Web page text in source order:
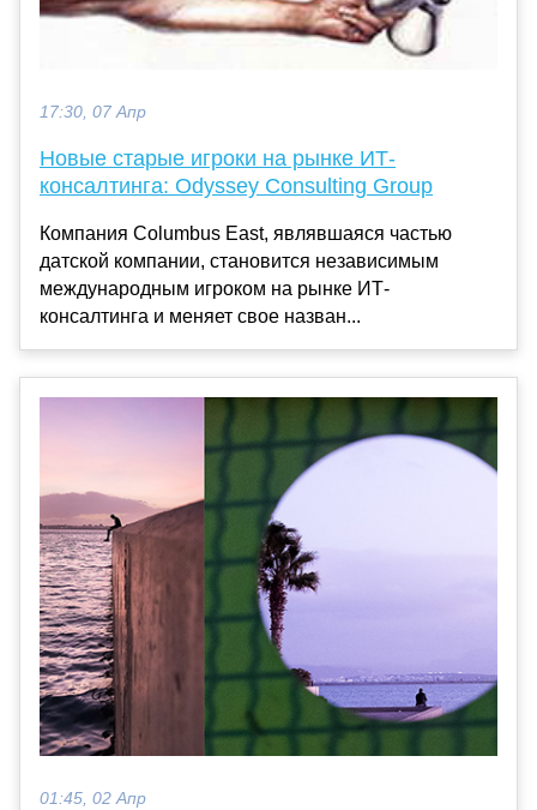
17:30, 07 Апр
Новые старые игроки на рынке ИТ-
консалтинга: Odyssey Consulting Group
Компания Columbus East, являвшаяся частью
датской компании, становится независимым
международным игроком на рынке ИТ-
консалтинга и меняет свое назван...
01:45, 02 Апр